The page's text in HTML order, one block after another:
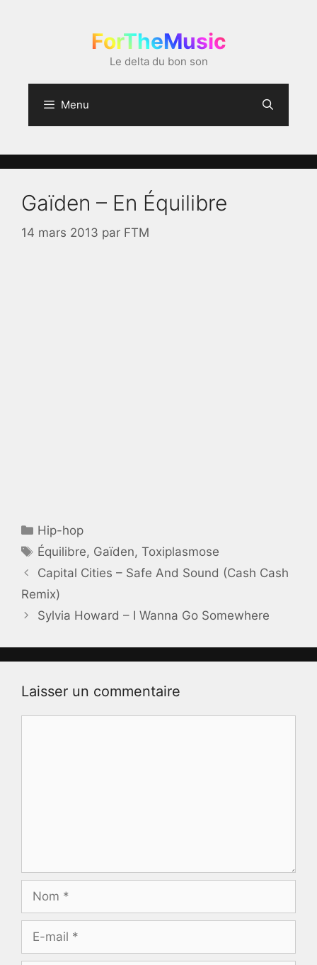
ForTheMusic
Le delta du bon son
Menu
Gaïden – En Équilibre
14 mars 2013 par FTM
Catégories
Hip-hop
Étiquettes
Équilibre, Gaïden,Toxiplasmose
Capital Cities – Safe And Sound (Cash Cash
Remix)
Sylvia Howard – I Wanna Go Somewhere
Laisser un commentaire
mail